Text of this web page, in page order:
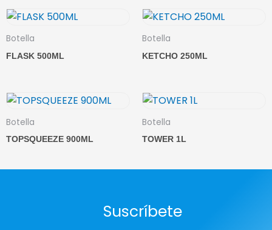
Botella
FLASK 500ML
Botella
KETCHO 250ML
Botella
TOPSQUEEZE 900ML
Botella
TOWER 1L
Suscríbete